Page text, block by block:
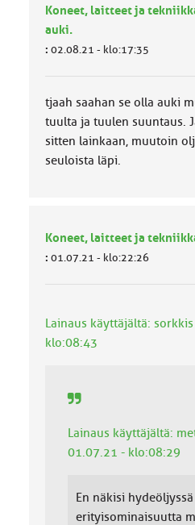
Koneet, laitteet ja
auki.
: 02.08.21 - klo:17:35
tjaah saahan se olla auki
tuulta ja tuulen suuntaus.
sitten lainkaan, muutoin
seuloista läpi.
Koneet, laitteet ja
: 01.07.21 - klo:22:26
Lainaus käyttäjältä:
klo:08:43
Lainaus käyttäjältä:
01.07.21 - klo:08:29
En näkisi
erityisominaisuutta